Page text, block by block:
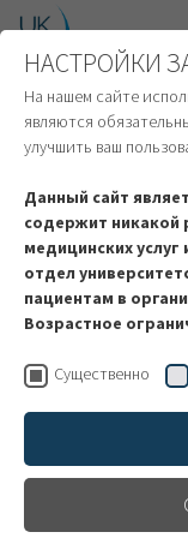
ИНОСТРАННЫЕ
НАСТРОЙКИ
На нашем сайте
являются
улучшить ваш
Данный сайт
содержит никакой
медицинских
отдел
пациентам в
Возрастное
Существенно